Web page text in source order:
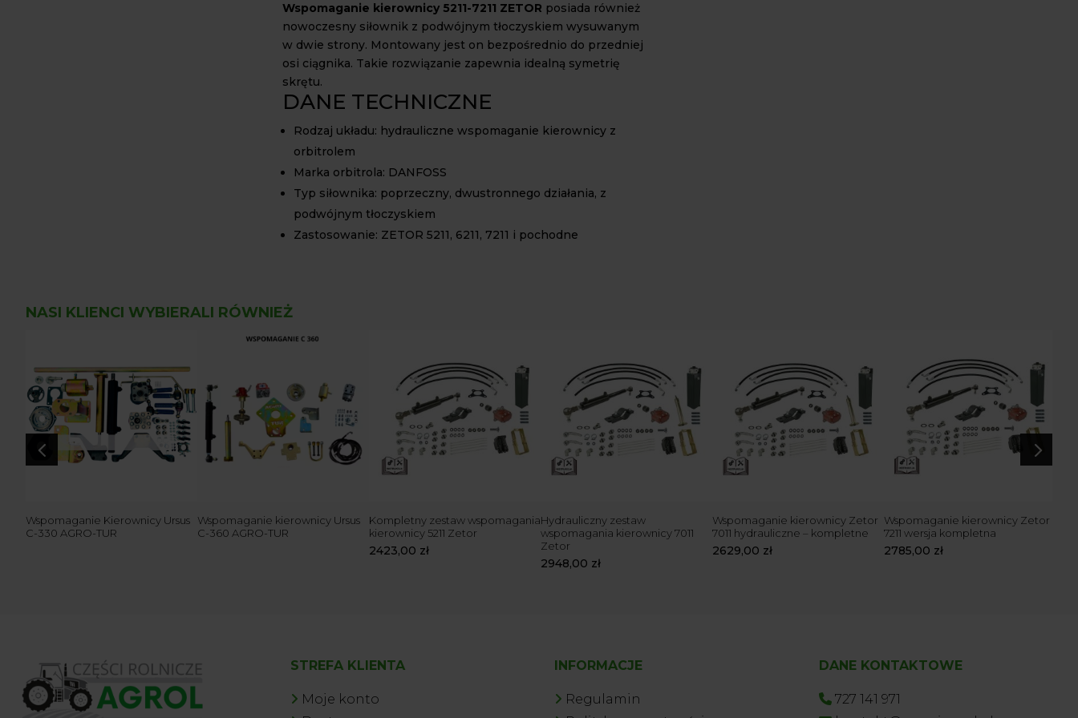
Wspomaganie kierownicy 5211-7211 ZETOR posiada również
nowoczesny siłownik z podwójnym tłoczyskiem wysuwanym
w dwie strony. Montowany jest on bezpośrednio do przedniej
osi ciągnika. Takie rozwiązanie zapewnia idealną symetrię
skrętu.
DANE TECHNICZNE
Rodzaj układu: hydrauliczne wspomaganie kierownicy z
orbitrolem
Marka orbitrola: DANFOSS
Typ siłownika: poprzeczny, dwustronnego działania, z
podwójnym tłoczyskiem
Zastosowanie: ZETOR 5211, 6211, 7211 i pochodne
NASI KLIENCI WYBIERALI RÓWNIEŻ
4
Wspomaganie Kierownicy Ursus
C-330 AGRO-TUR
Wspomaganie kierownicy Ursus
C-360 AGRO-TUR
Kompletny zestaw wspomagania
kierownicy 5211 Zetor
2423,00 zł
Hydrauliczny zestaw
wspomagania kierownicy 7011
Zetor
2948,00 zł
Wspomaganie kierownicy Zetor
7011 hydrauliczne – kompletne
2629,00 zł
Wspomaganie kierownicy Zetor
7211 wersja kompletna
2785,00 zł
5
STREFA KLIENTA
Moje konto
INFORMACJE
Regulamin
DANE KONTAKTOWE
727 141 971